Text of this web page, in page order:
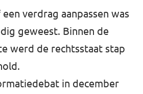
verdrag aanpassen was
geweest. Binnen de
werd de rechtsstaat stap
in december